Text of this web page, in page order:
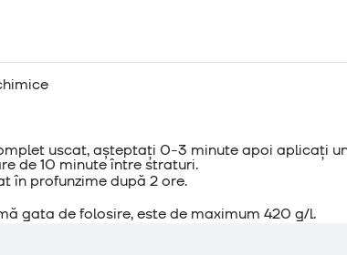
uscat, așteptați 0-3 minute apoi aplicați
de 10 minute între straturi.
în profunzime după 2 ore.
gata de folosire, este de maximum 420 g/l.